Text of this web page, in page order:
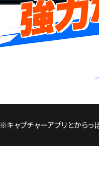
※キャプチャーアプリとからっ